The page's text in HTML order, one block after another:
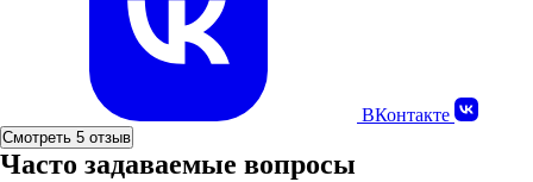
ВКонтакте
Смотреть 5 отзыв
Часто задаваемые вопросы